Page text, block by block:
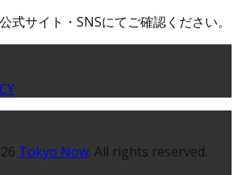
式サイト・SNSにてご確認ください。
Tokyo Now. All rights reserved.